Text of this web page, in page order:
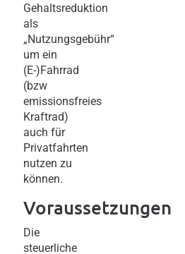
Gehaltsreduktion
als
„Nutzungsgebühr“
um ein
(E-)Fahrrad
(bzw
emissionsfreies
Kraftrad)
auch für
Privatfahrten
nutzen zu
können.
Voraussetzungen
Die
steuerliche